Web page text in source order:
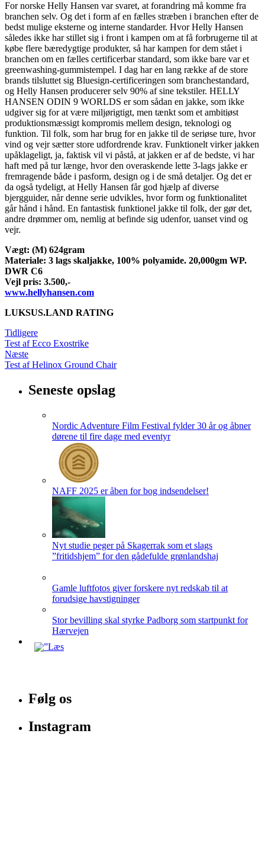
For norske Helly Hansen var svaret, at forandring må komme fra
branchen selv. Og det i form af en fælles stræben i branchen efter de
bedst mulige eksterne og interne standarder. Hvor Helly Hansen
således ikke har stillet sig i front i kampen om at få forbrugerne til at
købe flere bæredygtige produkter, så har kampen for dem stået i
branchen om en fælles certificerbar standard, som ikke bare var et
greenwashing-gummistempel. I dag har en lang række af de store
brands tilsluttet sig Bluesign-certificeringen som branchestandard,
og Helly Hansen producerer selv 90% af sine tekstiler. HELLY
HANSEN ODIN 9 WORLDS er som sådan en jakke, som ikke
udgiver sig for at være miljørigtigt, men tænkt som et ambitiøst
produktionsmæssigt kompromis mellem design, teknologi og
funktion. Til folk, som har brug for en jakke til de seriøse ture, hvor
vind og vejr sætter store udfordrende krav. Funktionelt virker jakken
upåklageligt, ja, faktisk vil vi påstå, at jakken er af de bedste, vi har
haft med på tur længe, hvor den overaskende lette 3-lags jakke er
fremragende både i pasform, design og i de små detaljer. Og det er
da også tydeligt, at Helly Hansen får god hjælp af diverse
bjergguider, når denne serie udvikles, hvor form og funktionalitet
går hånd i hånd. En fantastisk funktionel jakke til folk, der gør det,
andre drømmer om, nemlig at befinde sig udenfor, uanset vind og
vejr.
Vægt: (M) 624gram
Materiale: 3 lags skaljakke, 100% polyamide. 20,000gm WP.
DWR C6
Vejl pris: 3.500,-
www.hellyhansen.com
LUKSUS.LAND RATING
Tidligere
Test af Ecco Exostrike
Næste
Test af Helinox Ground Chair
Seneste opslag
Nordic Adventure Film Festival fylder 30 år og åbner
dørene til fire dage med eventyr
NAFF 2025 er åben for bog indsendelser!
Nyt studie peger på Skagerrak som et slags
”fritidshjem” for den gådefulde grønlandshaj
Gamle luftfotos giver forskere nyt redskab til at
forudsige havstigninger
Stor bevilling skal styrke Padborg som startpunkt for
Hærvejen
Følg os
Instagram